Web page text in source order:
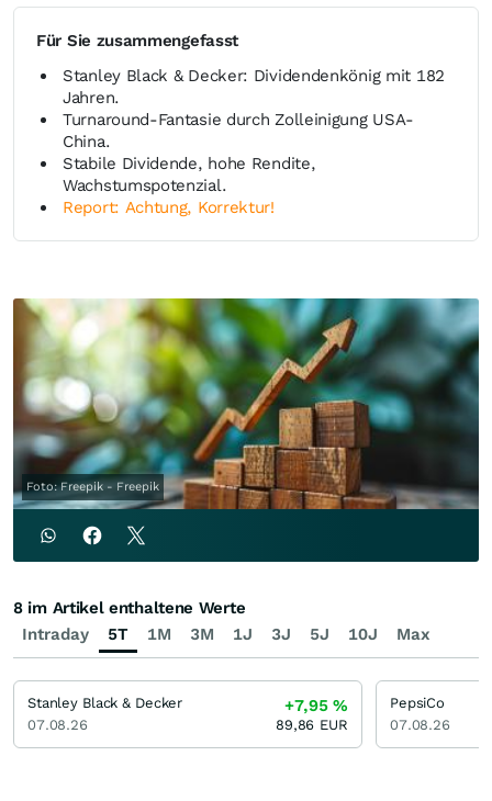
Für Sie zusammengefasst
Stanley Black & Decker: Dividendenkönig mit 182
Jahren.
Turnaround-Fantasie durch Zolleinigung USA-
China.
Stabile Dividende, hohe Rendite,
Wachstumspotenzial.
Report: Achtung, Korrektur!
Foto: Freepik - Freepik
Intraday 5T 1M 3M 1J 3J 5J 10J Max
8 im Artikel enthaltene Werte
Stanley Black & Decker
07.08.26
+7,95%
89,86 EUR
PepsiCo
07.08.26